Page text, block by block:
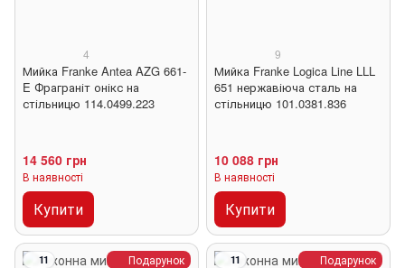
4
Мийка Franke Antea AZG 661-
E Фраграніт онікс на
стільницю 114.0499.223
14 560 грн
В наявності
Купити
9
Мийка Franke Logica Line LLL
651 нержавіюча сталь на
стільницю 101.0381.836
10 088 грн
В наявності
Купити
Подарунок
11
Подарунок
11